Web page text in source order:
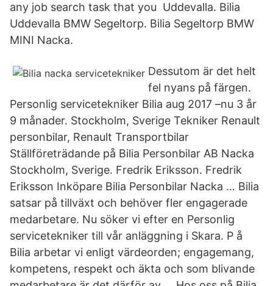
any job search task that you Uddevalla. Bilia
Uddevalla BMW Segeltorp. Bilia Segeltorp BMW
MINI Nacka.
Dessutom är det helt
fel nyans på färgen.
Personlig servicetekniker Bilia aug 2017 –nu 3 år
9 månader. Stockholm, Sverige Tekniker Renault
personbilar, Renault Transportbilar
Ställföreträdande på Bilia Personbilar AB Nacka
Stockholm, Sverige. Fredrik Eriksson. Fredrik
Eriksson Inköpare Bilia Personbilar Nacka … Bilia
satsar på tillväxt och behöver fler engagerade
medarbetare. Nu söker vi efter en Personlig
servicetekniker till vår anläggning i Skara. P å
Bilia arbetar vi enligt värdeorden; engagemang,
kompetens, respekt och äkta och som blivande